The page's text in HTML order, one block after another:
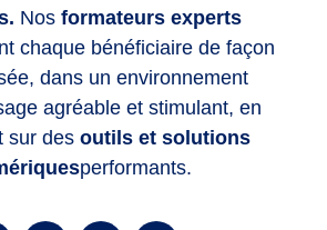
Nos formateurs experts
chaque bénéficiaire de façon
dans un environnement
agréable et stimulant, en
sur des outils et solutions
performants.